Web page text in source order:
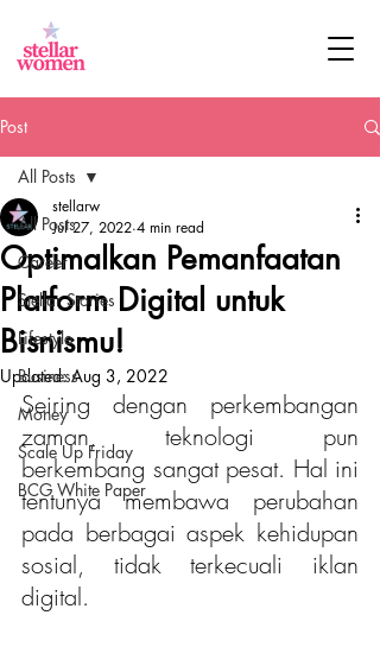
Post
All Posts
Career
Stellar Stories
Lifestyle
Business
Money
Scale Up Friday
BCG White Paper
All Posts
Optimalkan Pemanfaatan
Platform Digital untuk
Bisnismu!
stellarw
Jul 27, 2022 4 min read
Updated:Aug 3, 2022
Seiring dengan perkembangan
zaman, teknologi pun
berkembang sangat pesat. Hal ini
tentunya membawa perubahan
pada berbagai aspek kehidupan
sosial, tidak terkecuali iklan
digital.